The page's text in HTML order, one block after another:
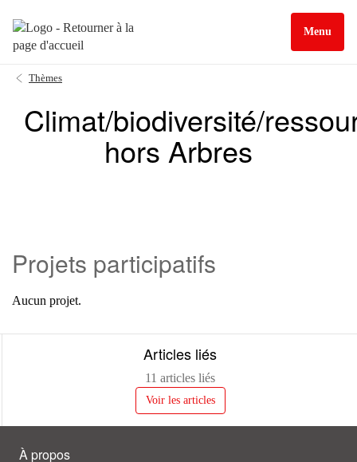
Menu
Thèmes
Climat/biodiversité/
hors Arbres
Projets participatifs
Aucun projet.
Articles liés
11 articles liés
Voir les articles
À propos